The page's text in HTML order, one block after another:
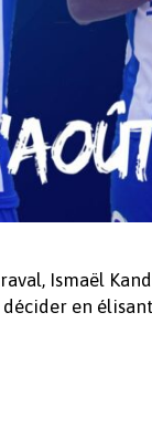
Ismaël
décider en